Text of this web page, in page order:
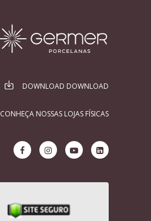
DOWNLOAD DOWNLOAD
CONHEÇA NOSSAS LOJAS FÍSICAS